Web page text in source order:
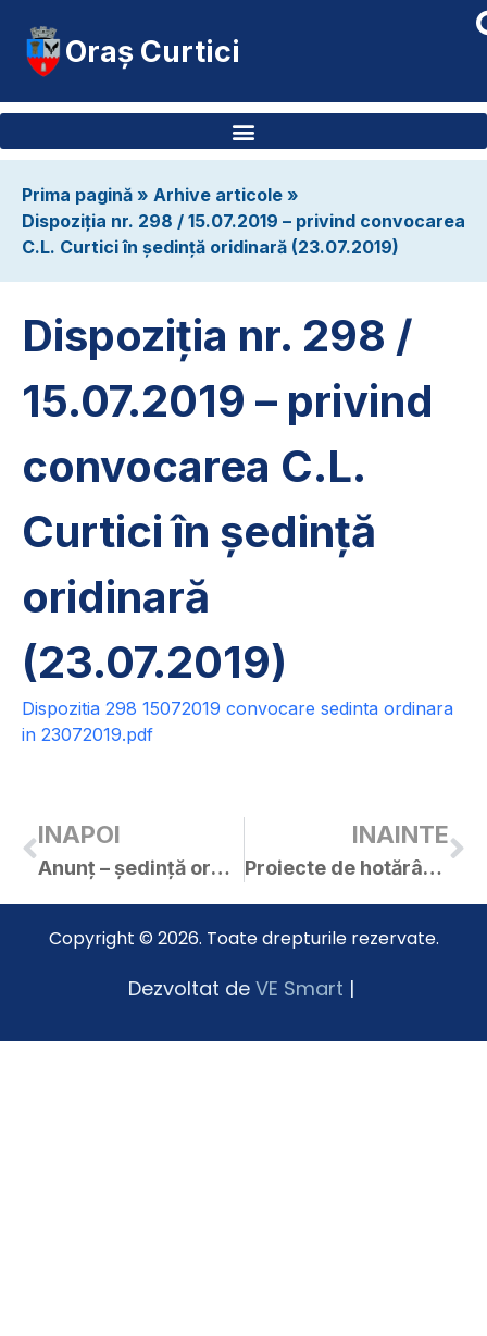
Oraș Curtici
Prima pagină » Arhive articole »
Dispoziția nr. 298 / 15.07.2019 – privind convocarea
C.L. Curtici în ședință oridinară (23.07.2019)
Dispoziția nr. 298 /
15.07.2019 – privind
convocarea C.L.
Curtici în ședință
oridinară
(23.07.2019)
Dispozitia 298 15072019 convocare sedinta ordinara
in 23072019.pdf
INAPOI
Anunț – ședință ordinară C.L. Curtici în data de 23.07.2019
INAINTE
Proiecte de hotărâri pentru ședința ordinară a C.L. Curtici din 23.07.2019
Copyright © 2026. Toate drepturile rezervate.
Dezvoltat de VE Smart |